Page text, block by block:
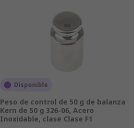
Disponible
Peso de control de 50 g de balanza
Kern de 50 g 326-06, Acero
Inoxidable, clase Clase F1